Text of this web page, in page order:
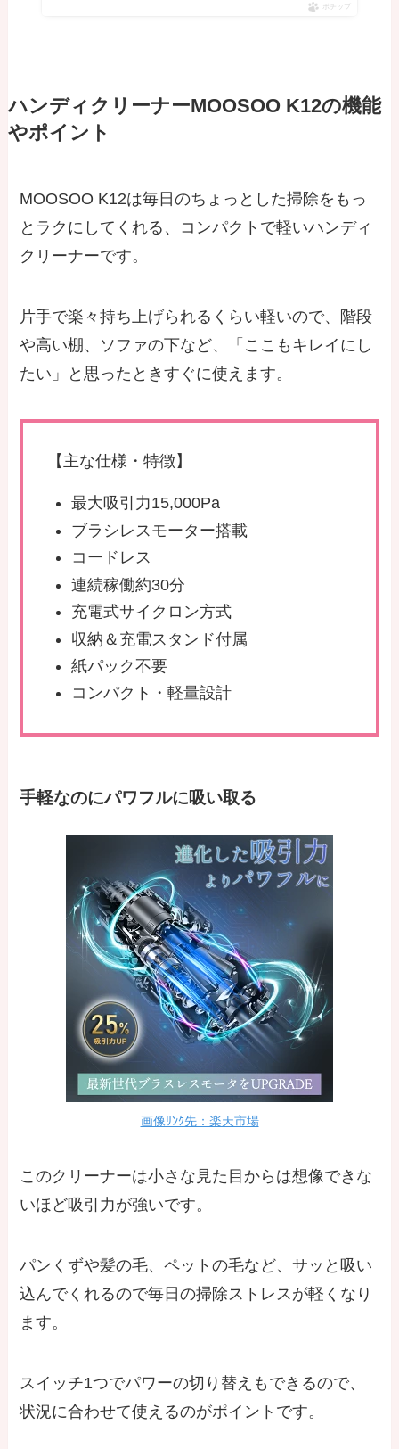
ポチップ
ハンディクリーナーMOOSOO K12の機能
やポイント
MOOSOO K12は毎日のちょっとした掃除をもっ
とラクにしてくれる、コンパクトで軽いハンディ
クリーナーです。
片手で楽々持ち上げられるくらい軽いので、階段
や高い棚、ソファの下など、「ここもキレイにし
たい」と思ったときすぐに使えます。
【主な仕様・特徴】
最大吸引力15,000Pa
ブラシレスモーター搭載
コードレス
連続稼働約30分
充電式サイクロン方式
収納＆充電スタンド付属
紙パック不要
コンパクト・軽量設計
手軽なのにパワフルに吸い取る
画像ﾘﾝｸ先：楽天市場
このクリーナーは小さな見た目からは想像できな
いほど吸引力が強いです。
パンくずや髪の毛、ペットの毛など、サッと吸い
込んでくれるので毎日の掃除ストレスが軽くなり
ます。
スイッチ1つでパワーの切り替えもできるので、
状況に合わせて使えるのがポイントです。